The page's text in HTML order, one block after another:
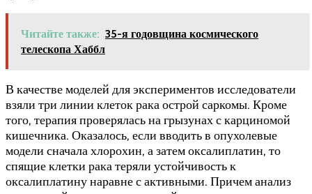
Читайте также: 35-я годовщина космического
телескопа Хаббл
В качестве моделей для экспериментов исследователи
взяли три линии клеток рака острой саркомы. Кроме
того, терапия проверялась на грызунах с карциномой
кишечника. Оказалось, если вводить в опухолевые
модели сначала хлорохин, а затем оксалиплатин, то
спящие клетки рака теряли устойчивость к
оксалиплатину наравне с активными. Причем анализ